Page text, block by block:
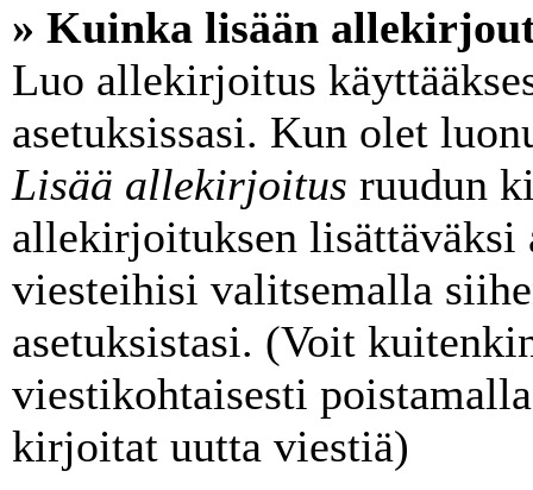
» Kuinka lisään
Luo allekirjoitus
asetuksissasi. Kun olet
Lisää allekirjoitus ruudun
allekirjoituksen
viesteihisi valitsemalla
asetuksistasi. (Voit
viestikohtaisesti
kirjoitat uutta viestiä)